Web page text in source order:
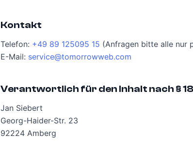
Kontakt
Telefon: +49 89 125095 15 (Anfragen bitte alle nur
E-Mail: service@tomorrowweb.com
Verantwortlich für den Inhalt nach §
Jan Siebert
Georg-Haider-Str. 23
92224 Amberg